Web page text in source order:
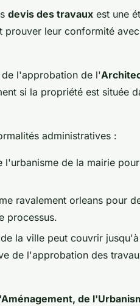
devis des travaux est une
prouver leur conformité
l'approbation de l'
si la propriété est située
administratives :
l'urbanisme de la mairie
ravalement orleans pour
processus.
la ville peut couvrir jusqu'à
de l'approbation des
de